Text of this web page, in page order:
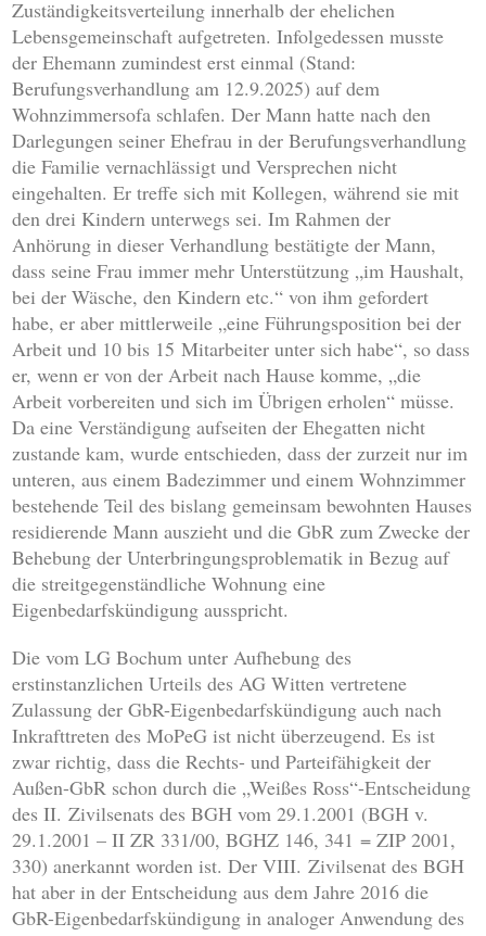
Zuständigkeitsverteilung innerhalb der ehelichen
Lebensgemeinschaft aufgetreten. Infolgedessen musste
der Ehemann zumindest erst einmal (Stand:
Berufungsverhandlung am 12.9.2025) auf dem
Wohnzimmersofa schlafen. Der Mann hatte nach den
Darlegungen seiner Ehefrau in der Berufungsverhandlung
die Familie vernachlässigt und Versprechen nicht
eingehalten. Er treffe sich mit Kollegen, während sie mit
den drei Kindern unterwegs sei. Im Rahmen der
Anhörung in dieser Verhandlung bestätigte der Mann,
dass seine Frau immer mehr Unterstützung „im Haushalt,
bei der Wäsche, den Kindern etc.“ von ihm gefordert
habe, er aber mittlerweile „eine Führungsposition bei der
Arbeit und 10 bis 15 Mitarbeiter unter sich habe“, so dass
er, wenn er von der Arbeit nach Hause komme, „die
Arbeit vorbereiten und sich im Übrigen erholen“ müsse.
Da eine Verständigung aufseiten der Ehegatten nicht
zustande kam, wurde entschieden, dass der zurzeit nur im
unteren, aus einem Badezimmer und einem Wohnzimmer
bestehende Teil des bislang gemeinsam bewohnten Hauses
residierende Mann auszieht und die GbR zum Zwecke der
Behebung der Unterbringungsproblematik in Bezug auf
die streitgegenständliche Wohnung eine
Eigenbedarfskündigung ausspricht.
Die vom LG Bochum unter Aufhebung des
erstinstanzlichen Urteils des AG Witten vertretene
Zulassung der GbR-Eigenbedarfskündigung auch nach
Inkrafttreten des MoPeG ist nicht überzeugend. Es ist
zwar richtig, dass die Rechts- und Parteifähigkeit der
Außen-GbR schon durch die „Weißes Ross“-Entscheidung
des II. Zivilsenats des BGH vom 29.1.2001 (BGH v.
29.1.2001 – II ZR 331/00, BGHZ 146, 341 = ZIP 2001,
330) anerkannt worden ist. Der VIII. Zivilsenat des BGH
hat aber in der Entscheidung aus dem Jahre 2016 die
GbR-Eigenbedarfskündigung in analoger Anwendung des